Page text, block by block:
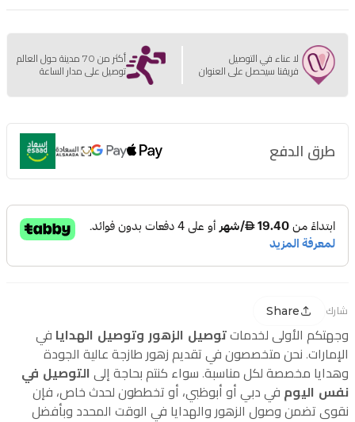
لا عناء في التوصيل
فريقنا سيحصل على العنوان
أكثر من 70 مدينة حول العالم
توصيل على مدار الساعة
طرق الدفع
شارك Share
وجهتكم الأولى لخدمات توصيل الزهور وتوصيل الهدايا في
الإمارات. نحن متخصصون في تقديم زهور طازجة عالية الجودة
وهدايا مخصصة لكل مناسبة. سواء كنتم بحاجة إلى التوصيل في
نفس اليوم في دبي أو أبوظبي، أو تخططون لحدث خاص، فإن
نقوى تضمن وصول الزهور والهدايا في الوقت المحدد وبأفضل